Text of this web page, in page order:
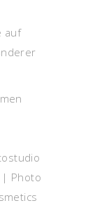
auf
| Photo